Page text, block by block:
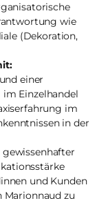
wie
(Dekoration,
einer
Einzelhandel
im
in der
und Kunden
Marionnaud zu